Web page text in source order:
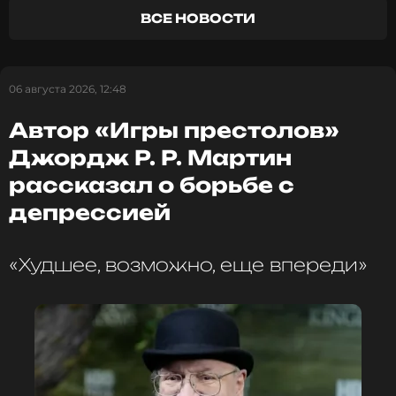
экшены невозможны.
Читайте нас в Телеграме, чтобы
оставаться в курсе событий
ССЫЛКА
ВСЕ НОВОСТИ
06 августа 2026, 12:48
Автор «Игры престолов»
Джордж Р. Р. Мартин
рассказал о борьбе с
депрессией
«Худшее, возможно, еще впереди»